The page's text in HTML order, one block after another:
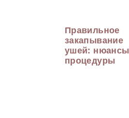
Правильное
закапывание
ушей: нюансы
процедуры